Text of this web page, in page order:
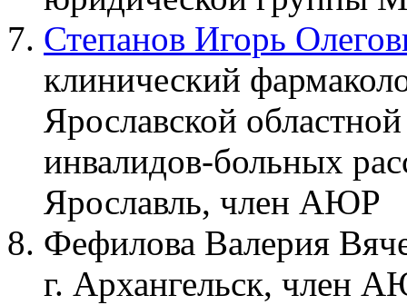
Степанов Игорь
клинический
Ярославской
инвалидов-больных
Ярославль, член АЮР
Фефилова Валерия
г. Архангельск, член